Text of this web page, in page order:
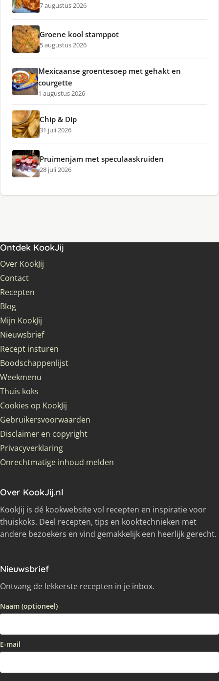
7 augustus 2026
Groene kool stamppot
5 augustus 2026
Mexicaanse groentesoep met gehakt en
courgette
1 augustus 2026
Chip & Dip
31 juli 2026
Pruimenjam met speculaaskruiden
28 juli 2026
Ontdek KookJij
Over KookJij
Contact
Recepten
Blog
Mijn KookJij
Nieuwsbrief
Recept insturen
Boodschappenlijst
Weekmenu
Thuis koks
Cookies op KookJij
Gebruikersvoorwaarden
Disclaimer en copyright
Privacyverklaring
Onrechtmatige inhoud melden
Over KookJij.nl
KookJij is dé kookwebsite vol recepten en inspiratie voor
thuiskoks. Deel recepten, tips en kooktechnieken met
andere bezoekers en vind gemakkelijk een heerlijk gerecht.
Nieuwsbrief
Ontvang de lekkerste recepten in je inbox.
Naam (optioneel)
E-mail